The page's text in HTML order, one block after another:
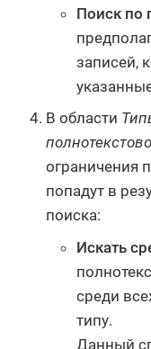
Поиск по
записей,
В области
ограничения
попадут в
поиска:
Искать
среди
типу.
Данный